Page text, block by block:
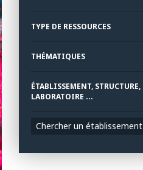
TYPE DE RESSOURCES
THÉMATIQUES
ÉTABLISSEMENT, STRUCTURE,
LABORATOIRE ...
Chercher un établissement